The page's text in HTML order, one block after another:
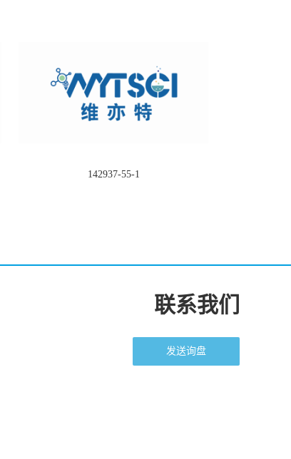
142937-55-1
联系我们
发送询盘